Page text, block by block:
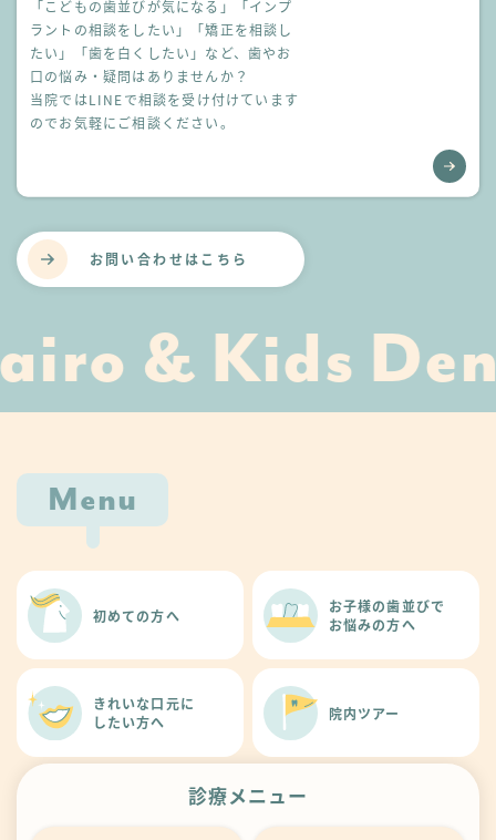
「こどもの歯並びが気になる」「インプ
ラントの相談をしたい」
「矯正を相談し
たい」「歯を白くしたい」など、歯やお
口の悩み・疑問はありませんか？
当院ではLINEで相談を受け付けています
のでお気軽にご相談ください。
お問い合わせはこちら
& Kids
Menu
初めての方へ
お子様の歯並びで
お悩みの方へ
きれいな口元に
したい方へ
院内ツアー
診療メニュー